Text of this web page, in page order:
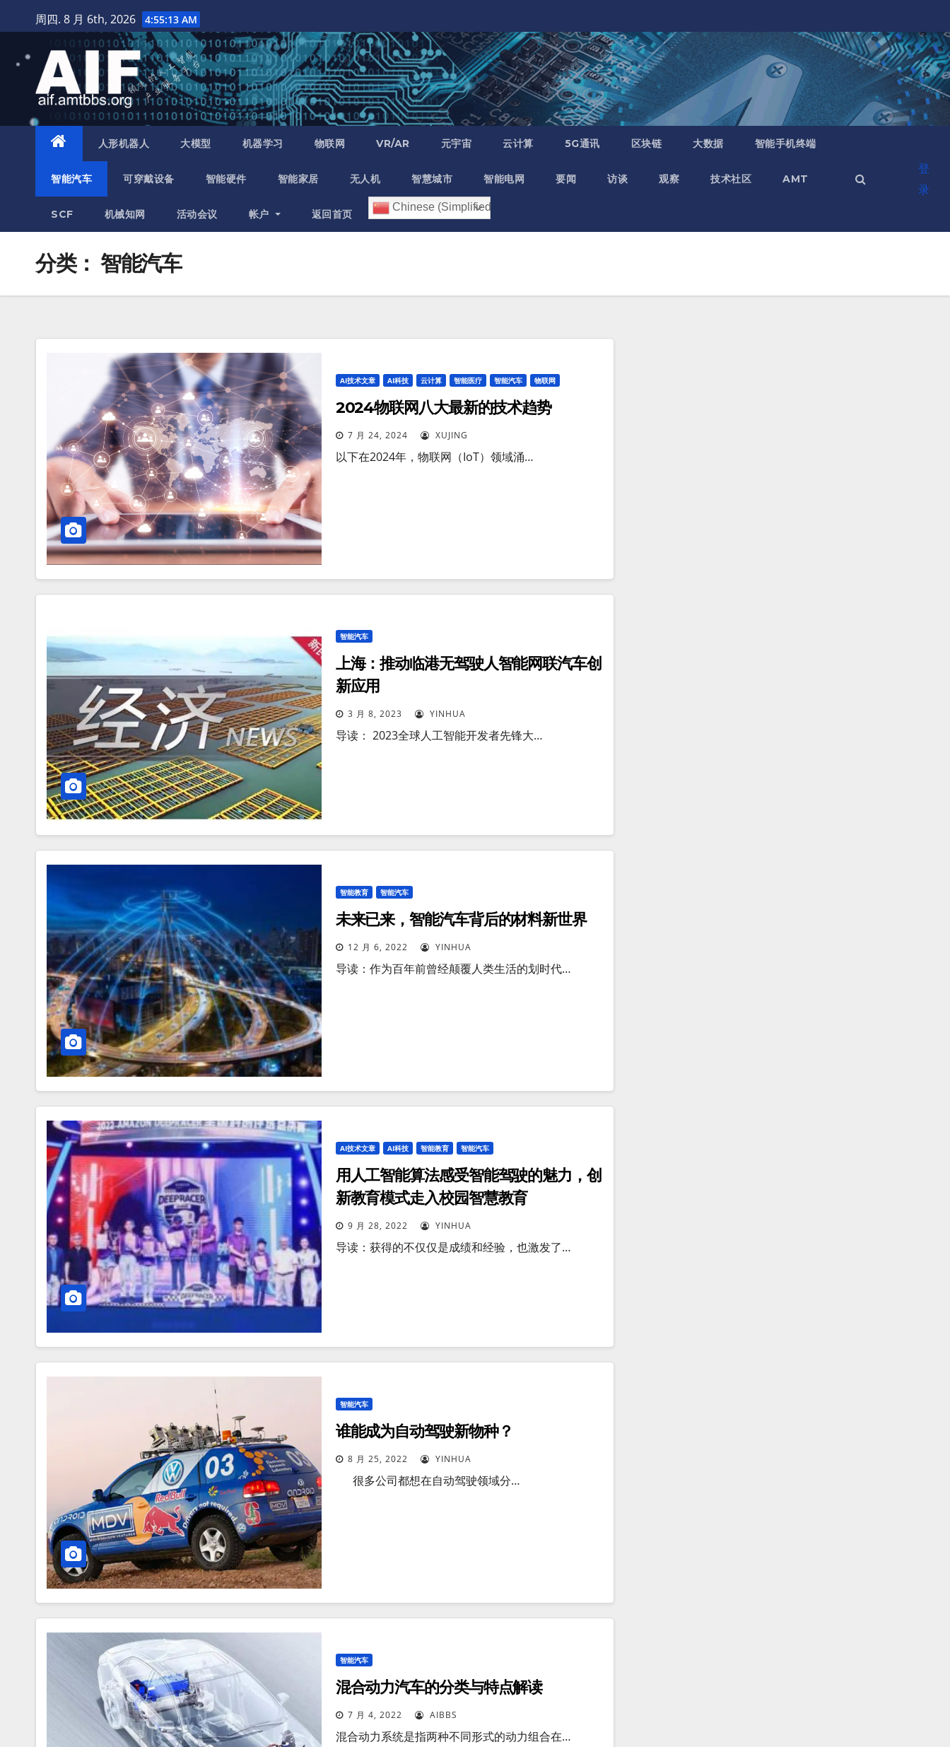
至
周四. 8 月 6th, 2026 4:55:14 AM
人形机器人 大模型 机器学习 物联网 VR/AR 元宇宙 云计算 5G通讯 区块链 大数据 智能手机终端
智能汽车 可穿戴设备 智能硬件 智能家居 无人机 智慧城市 智能电网 要闻 访谈 观察 技术社区 AMT
SCF 机械知网 活动会议 帐户 返回首页
Chinese (Simplified)
登
录
分类： 智能汽车
AI技术文章 AI科技 云计算 智能医疗 智能汽车 物联网
2024物联网八大最新的技术趋势
7 月 24, 2024 XUJING
以下在2024年，物联网（IoT）领域涌…
智能汽车
上海：推动临港无驾驶人智能网联汽车创
新应用
3 月 8, 2023 YINHUA
导读： 2023全球人工智能开发者先锋大…
智能教育 智能汽车
未来已来，智能汽车背后的材料新世界
12 月 6, 2022 YINHUA
导读：作为百年前曾经颠覆人类生活的划时代…
AI技术文章 AI科技 智能教育 智能汽车
用人工智能算法感受智能驾驶的魅力，创
新教育模式走入校园智慧教育
9 月 28, 2022 YINHUA
导读：获得的不仅仅是成绩和经验，也激发了…
智能汽车
谁能成为自动驾驶新物种？
8 月 25, 2022 YINHUA
很多公司都想在自动驾驶领域分…
智能汽车
混合动力汽车的分类与特点解读
7 月 4, 2022 AIBBS
混合动力系统是指两种不同形式的动力组合在…